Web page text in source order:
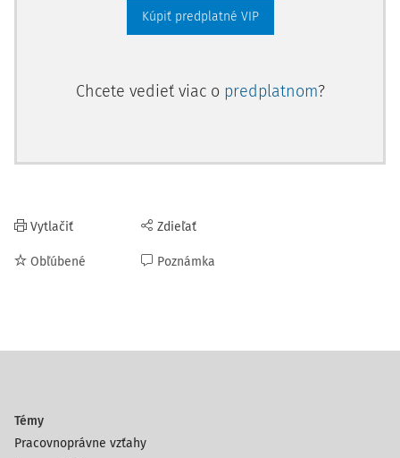
Kúpiť predplatné VIP
Chcete vedieť viac o predplatnom?
Vytlačiť
Obľúbené
Zdieľať
Poznámka
Témy
Pracovnoprávne vzťahy